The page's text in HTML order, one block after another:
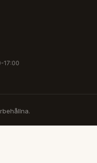
17:00